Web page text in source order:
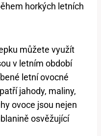
horkých letních
můžete využít
v letním období
letní ovocné
jahody, maliny,
ovoce jsou nejen
osvěžující